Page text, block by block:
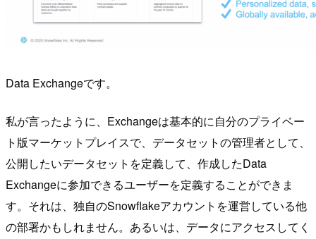
Data Exchangeです。
私が言ったように、Exchangeは基本的に自分のプライベー
ト版マーケットプレイスで、データセットの管理者として、
公開したいデータセットを定義して、作成したData
Exchangeに参加できるユーザーを定義することができま
す。それは、独自のSnowflakeアカウントを運営している他
の部署かもしれません。あるいは、データにアクセスしてく